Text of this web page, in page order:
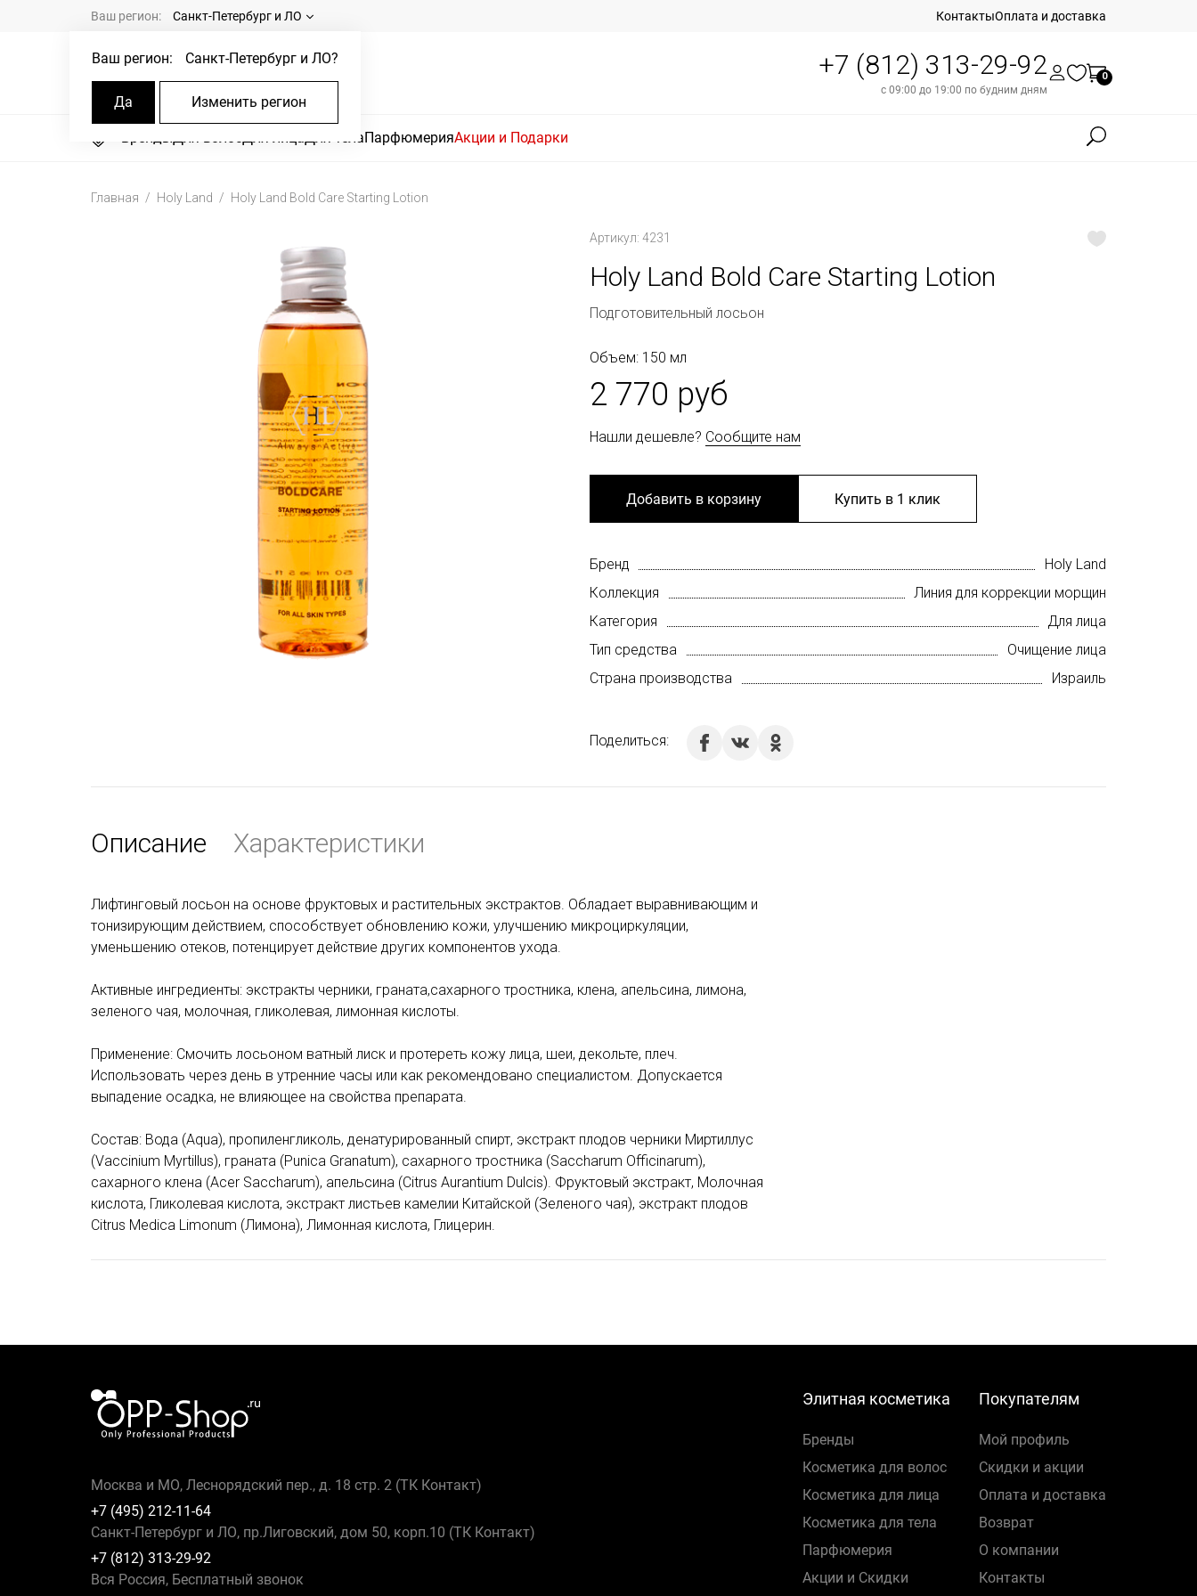
Ваш регион: Санкт-Петербург и ЛО
Ваш регион: Санкт-Петербург и ЛО?
Да Изменить регион
КонтактыОплата и доставка
+7 (812) 313-29-92
с 09:00 до 19:00 по будним дням
0
БрендыДля волосДля лицаДля телаПарфюмерияАкции и Подарки
Главная Holy Land Holy Land Bold Care Starting Lotion
Артикул: 4231
Holy Land Bold Care Starting Lotion
Подготовительный лосьон
Объем: 150 мл
2 770 руб
Нашли дешевле? Сообщите нам
Добавить в корзину Купить в 1 клик
Бренд
Holy Land
Коллекция
Линия для коррекции морщин
Категория
Для лица
Тип средства
Очищение лица
Страна производства
Израиль
Поделиться:
Описание Характеристики
Лифтинговый лосьон на основе фруктовых и растительных экстрактов. Обладает выравнивающим и
тонизирующим действием, способствует обновлению кожи, улучшению микроциркуляции,
уменьшению отеков, потенцирует действие других компонентов ухода.
Активные ингредиенты: экстракты черники, граната,сахарного тростника, клена, апельсина, лимона,
зеленого чая, молочная, гликолевая, лимонная кислоты.
Применение: Cмочить лосьоном ватный лиск и протереть кожу лица, шеи, декольте, плеч.
Использовать через день в утренние часы или как рекомендовано специалистом. Допускается
выпадение осадка, не влияющее на свойства препарата.
Состав: Вода (Aqua), пропиленгликоль, денатурированный спирт, экстракт плодов черники Миртиллус
(Vaccinium Myrtillus), граната (Punica Granatum), сахарного тростника (Saccharum Officinarum),
сахарного клена (Acer Saccharum), апельсина (Citrus Aurantium Dulcis). Фруктовый экстракт, Молочная
кислота, Гликолевая кислота, экстракт листьев камелии Китайской (Зеленого чая), экстракт плодов
Citrus Medica Limonum (Лимона), Лимонная кислота, Глицерин.
Москва и МО, Леснорядский пер., д. 18 стр. 2 (ТК Контакт)
+7 (495) 212-11-64
Санкт-Петербург и ЛО, пр.Лиговский, дом 50, корп.10 (ТК Контакт)
+7 (812) 313-29-92
Вся Россия, Бесплатный звонок
Элитная косметика
Бренды
Косметика для волос
Косметика для лица
Косметика для тела
Парфюмерия
Акции и Скидки
Покупателям
Мой профиль
Скидки и акции
Оплата и доставка
Возврат
О компании
Контакты